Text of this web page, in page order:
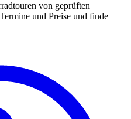
von geprüften
und Preise und finde